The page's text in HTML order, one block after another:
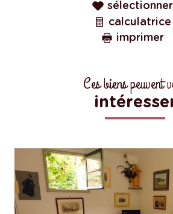
sélectionner
calculatrice
imprimer
Ces biens peuvent